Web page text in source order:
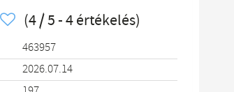
(4 / 5 - 4 értékelés)
463957
2026.07.14